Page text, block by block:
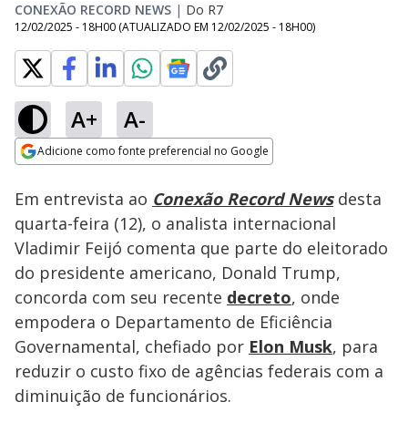
CONEXÃO RECORD NEWS | Do R7
12/02/2025 - 18H00 (ATUALIZADO EM 12/02/2025 - 18H00)
A+ A-
Adicione como fonte preferencial no Google
Ativar
Loaded
57.04%
Em entrevista ao Conexão Record Newsdesta
quarta-feira (12), o analista internacional
Vladimir Feijó comenta que parte do eleitorado
do presidente americano, Donald Trump,
concorda com seu recente decreto, onde
empodera o Departamento de Eficiência
Governamental, chefiado por Elon Musk, para
reduzir o custo fixo de agências federais com a
diminuição de funcionários.